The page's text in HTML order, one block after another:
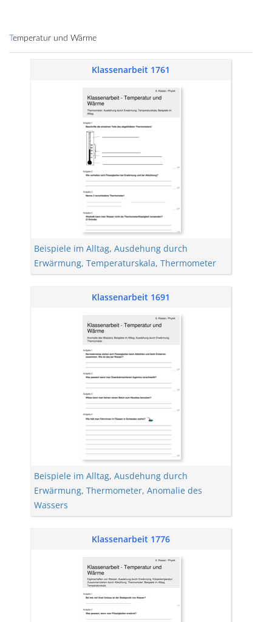
Temperatur und Wärme
Klassenarbeit 1761
Beispiele im Alltag, Ausdehung durch
Erwärmung, Temperaturskala, Thermometer
Klassenarbeit 1691
Beispiele im Alltag, Ausdehung durch
Erwärmung, Thermometer, Anomalie des
Wassers
Klassenarbeit 1776